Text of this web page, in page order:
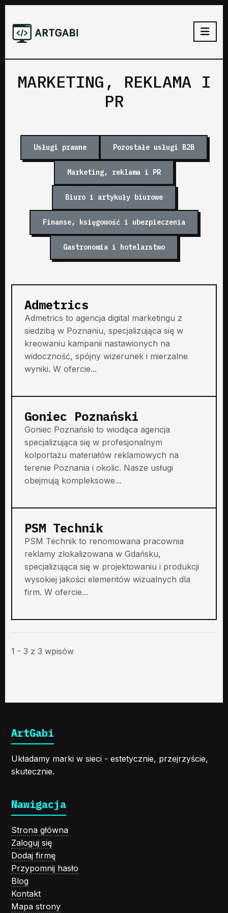
MARKETING, REKLAMA I
PR
Usługi prawne Pozostałe usługi B2B
Marketing, reklama i PR
Biuro i artykuły biurowe
Finanse, księgowość i ubezpieczenia
Gastronomia i hotelarstwo
Admetrics
Admetrics to agencja digital marketingu z
siedzibą w Poznaniu, specjalizująca się w
kreowaniu kampanii nastawionych na
widoczność, spójny wizerunek i mierzalne
wyniki. W ofercie...
Goniec Poznański
Goniec Poznański to wiodąca agencja
specjalizująca się w profesjonalnym
kolportażu materiałów reklamowych na
terenie Poznania i okolic. Nasze usługi
obejmują kompleksowe...
PSM Technik
PSM Technik to renomowana pracownia
reklamy zlokalizowana w Gdańsku,
specjalizująca się w projektowaniu i produkcji
wysokiej jakości elementów wizualnych dla
firm. W ofercie...
1 - 3 z 3 wpisów
ArtGabi
Układamy marki w sieci - estetycznie, przejrzyście,
skutecznie.
Nawigacja
Strona główna
Zaloguj się
Dodaj firmę
Przypomnij hasło
Blog
Kontakt
Mapa strony